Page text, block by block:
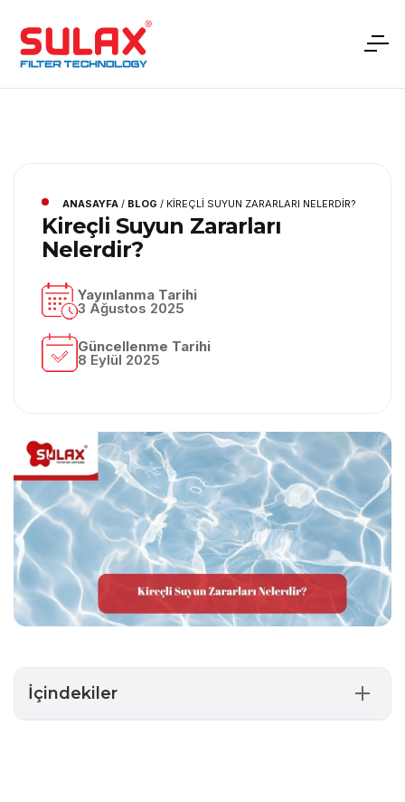
ANASAYFA / BLOG / KIREÇLI SUYUN ZARARLARI NELERDIR?
Kireçli Suyun Zararları
Nelerdir?
Yayınlanma Tarihi
3 Ağustos 2025
Güncellenme Tarihi
8 Eylül 2025
İçindekiler